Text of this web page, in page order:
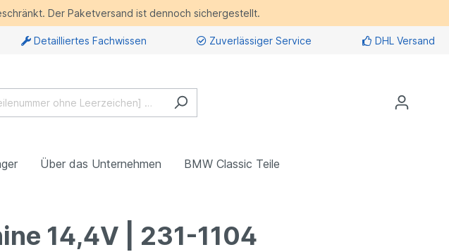
Der Paketversand ist dennoch sichergestellt.
Detailliertes Fachwissen Zuverlässiger Service DHL Versand
Über das Unternehmen BMW Classic Teile
14,4V | 231-1104